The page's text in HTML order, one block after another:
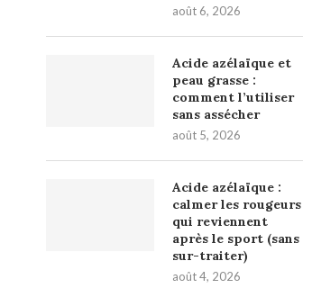
août 6, 2026
Acide azélaïque et
peau grasse :
comment l’utiliser
sans assécher
août 5, 2026
Acide azélaïque :
calmer les rougeurs
qui reviennent
après le sport (sans
sur-traiter)
août 4, 2026